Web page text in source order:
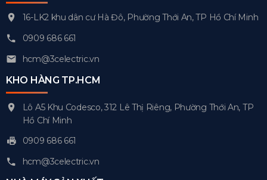
16-LK2 khu dân cư Hà Đô, Phường Thới An, TP Hồ Chí Minh
0909 686 661
hcm@3celectric.vn
KHO HÀNG TP.HCM
Lô A5 Khu Codesco, 312 Lê Thị Riêng, Phường Thới An, TP
Hồ Chí Minh
0909 686 661
hcm@3celectric.vn